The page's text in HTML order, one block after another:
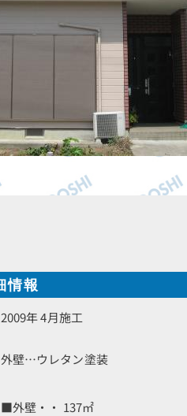
情報
2009年 4月施工
外壁…ウレタン塗装
■外壁・・ 137㎡